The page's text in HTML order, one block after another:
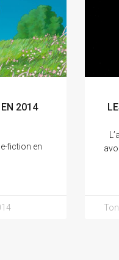
2014
fiction en